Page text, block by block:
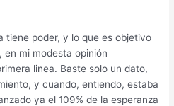
tiene poder, y lo que es objetivo
en mi modesta opinión
linea. Baste solo un dato,
y cuando, entiendo, estaba
ya el 109% de la esperanza